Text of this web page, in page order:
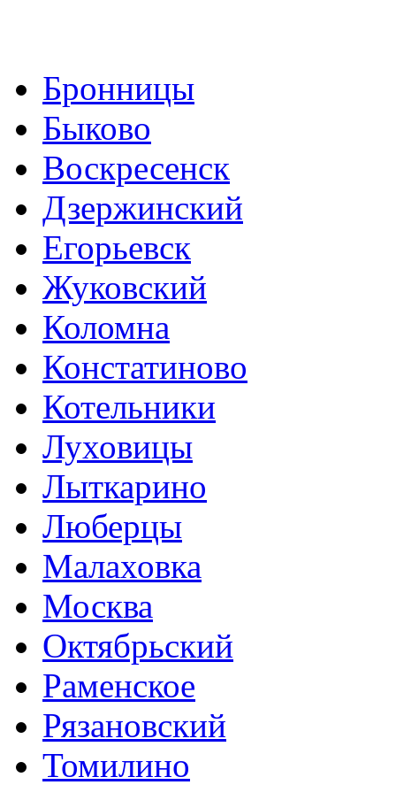
Бронницы
Быково
Воскресенск
Дзержинский
Егорьевск
Жуковский
Коломна
Констатиново
Котельники
Луховицы
Лыткарино
Люберцы
Малаховка
Москва
Октябрьский
Раменское
Рязановский
Томилино